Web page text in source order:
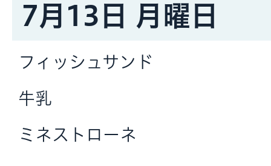
7月13日 月曜日
フィッシュサンド
牛乳
ミネストローネ